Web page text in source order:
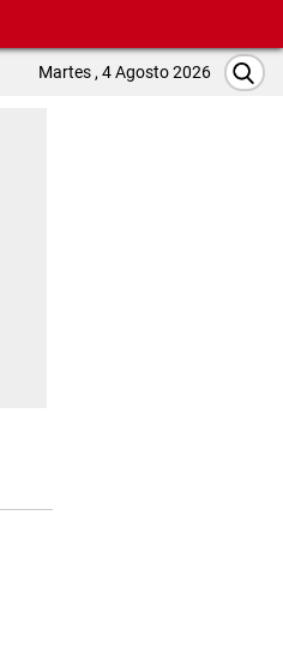
Martes , 4 Agosto 2026